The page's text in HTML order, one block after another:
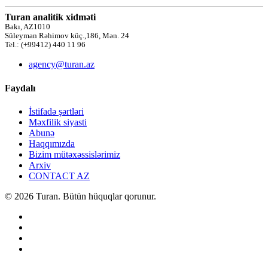
Turan analitik xidməti
Bakı, AZ1010
Süleyman Rəhimov küç.,186, Mən. 24
Tel.: (+99412) 440 11 96
agency@turan.az
Faydalı
İstifadə şərtləri
Məxfilik siyasti
Abunə
Haqqımızda
Bizim mütəxəssislərimiz
Arxiv
CONTACT AZ
© 2026 Turan. Bütün hüquqlar qorunur.